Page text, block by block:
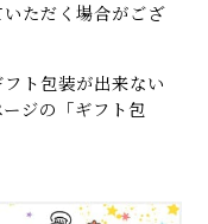
ただく場合がござ
ト包装が出来ない
ジの「ギフト包